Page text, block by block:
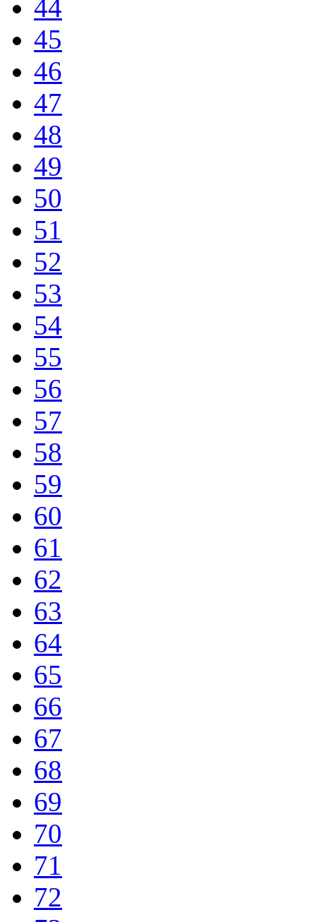
44
45
46
47
48
49
50
51
52
53
54
55
56
57
58
59
60
61
62
63
64
65
66
67
68
69
70
71
72